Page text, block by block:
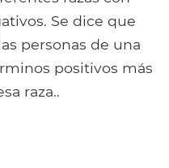
Se dice que
personas de una
positivos más
raza..